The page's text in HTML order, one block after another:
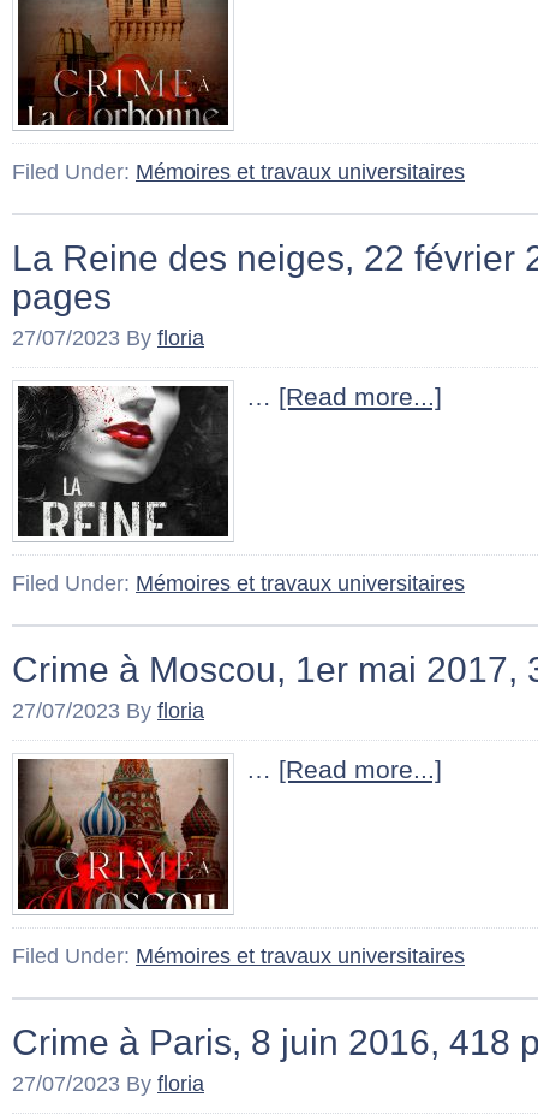
Filed Under: Mémoires et travaux universitaires
La Reine des neiges, 22 février
pages
27/07/2023 By floria
… [Read more...]
Filed Under: Mémoires et travaux universitaires
Crime à Moscou, 1er mai 2017,
27/07/2023 By floria
… [Read more...]
Filed Under: Mémoires et travaux universitaires
Crime à Paris, 8 juin 2016, 418
27/07/2023 By floria